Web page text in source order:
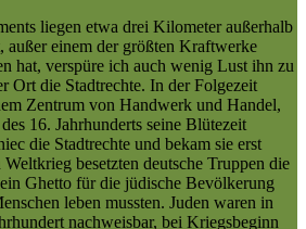
liegen etwa drei Kilometer außerhalb
außer einem der größten Kraftwerke
hat, verspüre ich auch wenig Lust ihn zu
Ort die Stadtrechte. In der Folgezeit
Zentrum von Handwerk und Handel,
16. Jahrhunderts seine Blütezeit
die Stadtrechte und bekam sie erst
besetzten deutsche Truppen die
Ghetto für die jüdische Bevölkerung
leben mussten. Juden waren in
nachweisbar, bei Kriegsbeginn